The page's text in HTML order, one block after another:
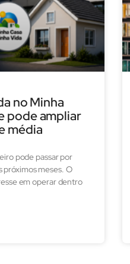
no Minha
pode ampliar
média
pode passar por
próximos meses. O
em operar dentro